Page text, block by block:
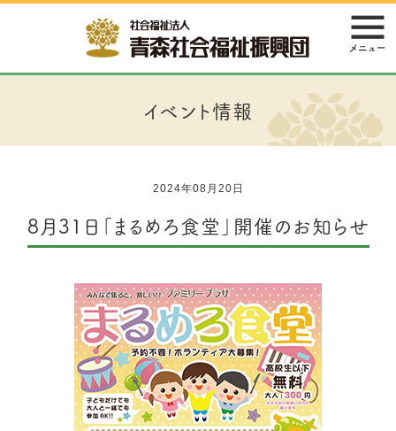
イベント情報
2024年08月20日
8月31日「まるめろ食堂」開催のお知らせ